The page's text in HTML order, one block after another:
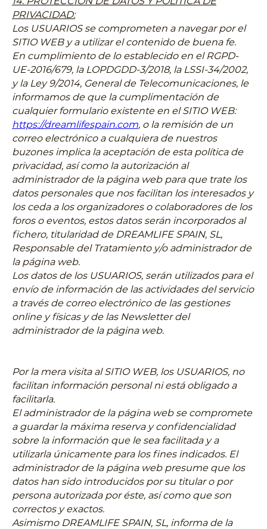
PRIVACIDAD:
Los USUARIOS se comprometen a navegar por el
SITIO WEB y a utilizar el contenido de buena fe.
En cumplimiento de lo establecido en el RGPD-
UE-2016/679, la LOPDGDD-3/2018, la LSSI-34/2002,
y la Ley 9/2014, General de Telecomunicaciones, le
informamos de que la cumplimentación de
cualquier formulario existente en el SITIO WEB:
https://dreamlifespain.com, o la remisión de un
correo electrónico a cualquiera de nuestros
buzones implica la aceptación de esta política de
privacidad, así como la autorización al
administrador de la página web para que trate los
datos personales que nos facilitan los interesados y
los ceda a los organizadores o colaboradores de los
foros o eventos, estos datos serán incorporados al
fichero, titularidad de DREAMLIFE SPAIN, SL,
Responsable del Tratamiento y/o administrador de
la página web.
Los datos de los USUARIOS, serán utilizados para el
envío de información de las actividades del servicio
a través de correo electrónico de las gestiones
online y físicas y de las Newsletter del
administrador de la página web.
Por la mera visita al SITIO WEB, los USUARIOS, no
facilitan información personal ni está obligado a
facilitarla.
El administrador de la página web se compromete
a guardar la máxima reserva y confidencialidad
sobre la información que le sea facilitada y a
utilizarla únicamente para los fines indicados. El
administrador de la página web presume que los
datos han sido introducidos por su titular o por
persona autorizada por éste, así como que son
correctos y exactos.
Asimismo DREAMLIFE SPAIN, SL, informa de la